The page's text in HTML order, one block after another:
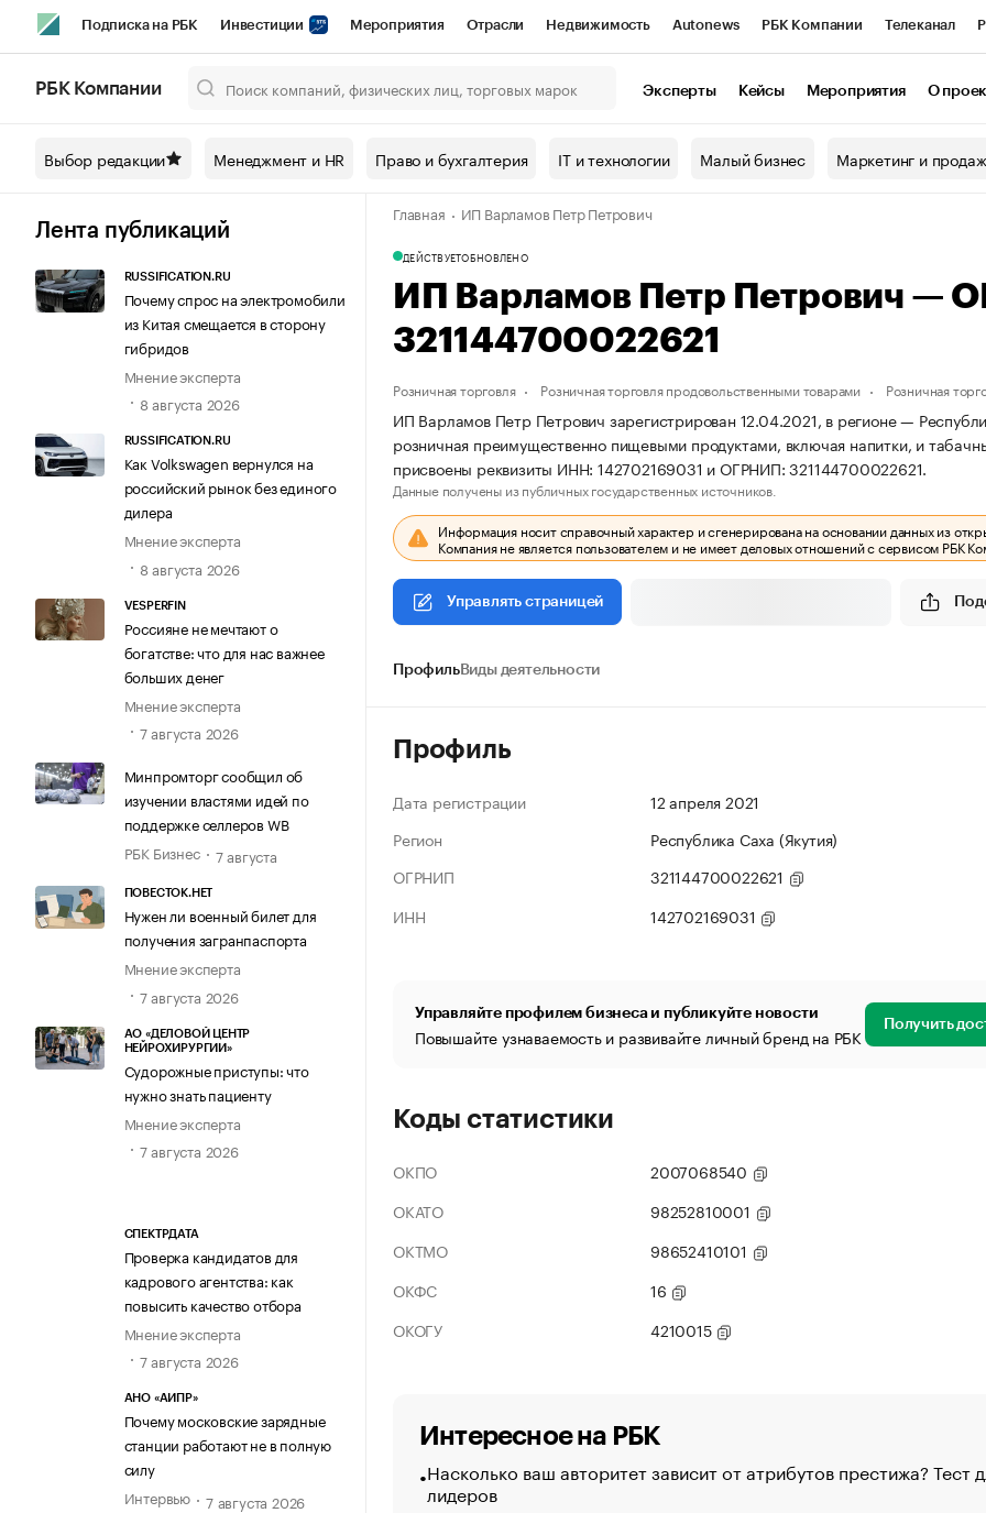
Подписка на РБК Инвестиции Мероприятия Отрасли Недвижимость Autonews РБК Компании Телеканал
Спецпроекты СПб Конференции СПб Спецпроекты Проверка контрагентов
Технологии и медиа Рынок наличной валюты
РБК Компании Эксперты Кейсы Мероприятия О
Выбор редакции Менеджмент и HR Право и бухгалтерия IT и технологии Малый бизнес Маркетинг и
Лента публикаций
RUSSIFICATION.RU
Почему спрос на электромобили
из Китая смещается в сторону
гибридов
Мнение эксперта
8 августа 2026
RUSSIFICATION.RU
Как Volkswagen вернулся на
российский рынок без единого
дилера
Мнение эксперта
8 августа 2026
VESPERFIN
Россияне не мечтают о
богатстве: что для нас важнее
больших денег
Мнение эксперта
7 августа 2026
Минпромторг сообщил об
изучении властями идей по
поддержке селлеров WB
РБК Бизнес
7 августа
ПОВЕСТОК.НЕТ
Нужен ли военный билет для
получения загранпаспорта
Мнение эксперта
7 августа 2026
АО «ДЕЛОВОЙ ЦЕНТР
НЕЙРОХИРУРГИИ»
Судорожные приступы: что
нужно знать пациенту
Мнение эксперта
7 августа 2026
СПЕКТРДАТА
Проверка кандидатов для
кадрового агентства: как
повысить качество отбора
Мнение эксперта
7 августа 2026
АНО «АИПР»
Почему московские зарядные
станции работают не в полную
силу
Интервью
7 августа 2026
Главная ИП Варламов Петр Петрович
ДЕЙСТВУЕТОБНОВЛЕНО
ИП Варламов Петр Петрович —
321144700022621
Розничная торговля Розничная торговля продовольственными товарами Розничная
ИП Варламов Петр Петрович зарегистрирован 12.04.2021, в регионе —
розничная преимущественно пищевыми продуктами, включая напитки, и
присвоены реквизиты ИНН: 142702169031 и ОГРНИП: 321144700022621.
Данные получены из публичных государственных источников.
Информация носит справочный характер и сгенерирована на основании данных из
Компания не является пользователем и не имеет деловых отношений с сервисом РБК
Управлять страницей
ПрофильВиды деятельности
Профиль
Дата регистрации
12 апреля 2021
Регион
Республика Саха (Якутия)
ОГРНИП
321144700022621
ИНН
142702169031
Управляйте профилем бизнеса и публикуйте новости
Повышайте узнаваемость и развивайте личный бренд на РБК Получить
Коды статистики
ОКПО
2007068540
ОКАТО
98252810001
ОКТМО
98652410101
ОКФС
16
ОКОГУ
4210015
Интересное на РБК
Насколько ваш авторитет зависит от атрибутов престижа? Тест
лидеров